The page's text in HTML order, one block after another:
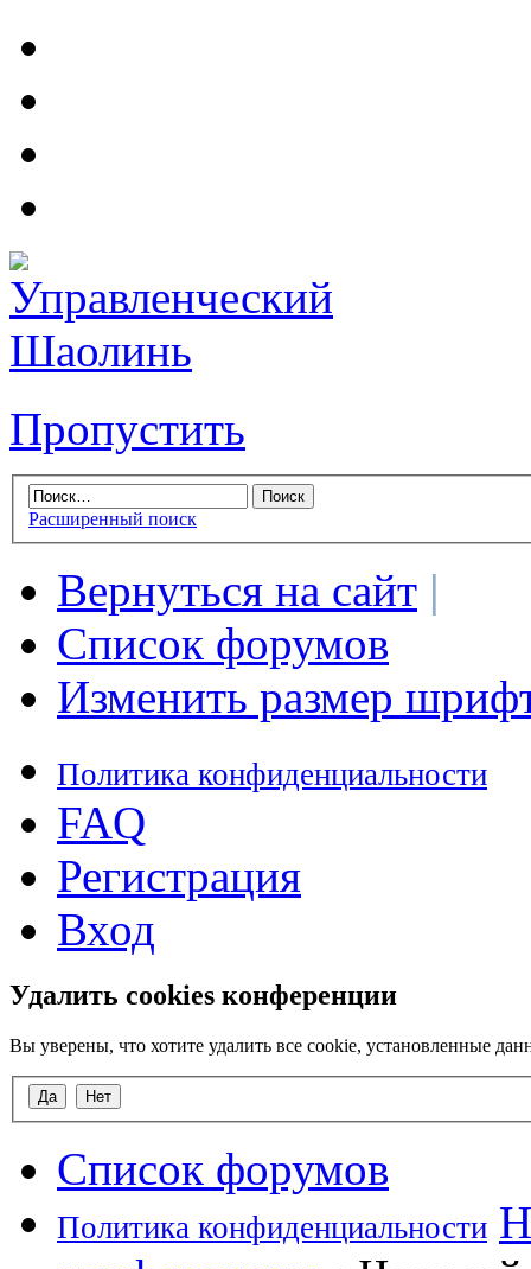
Пропустить
Расширенный поиск
Вернуться на сайт |
Список форумов
Изменить размер
Политика конфиденциальности
FAQ
Регистрация
Вход
Удалить cookies конференции
Вы уверены, что хотите удалить все cookie, установленные
Список форумов
Политика конфиденциальности